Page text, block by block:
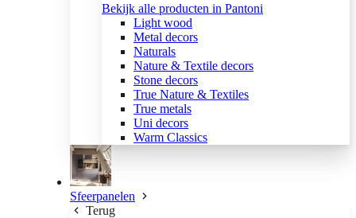
Bekijk alle producten in Pantoni
Light wood
Metal decors
Naturals
Nature & Textile decors
Stone decors
True Nature & Textiles
True metals
Uni decors
Warm Classics
Sfeerpanelen
Terug